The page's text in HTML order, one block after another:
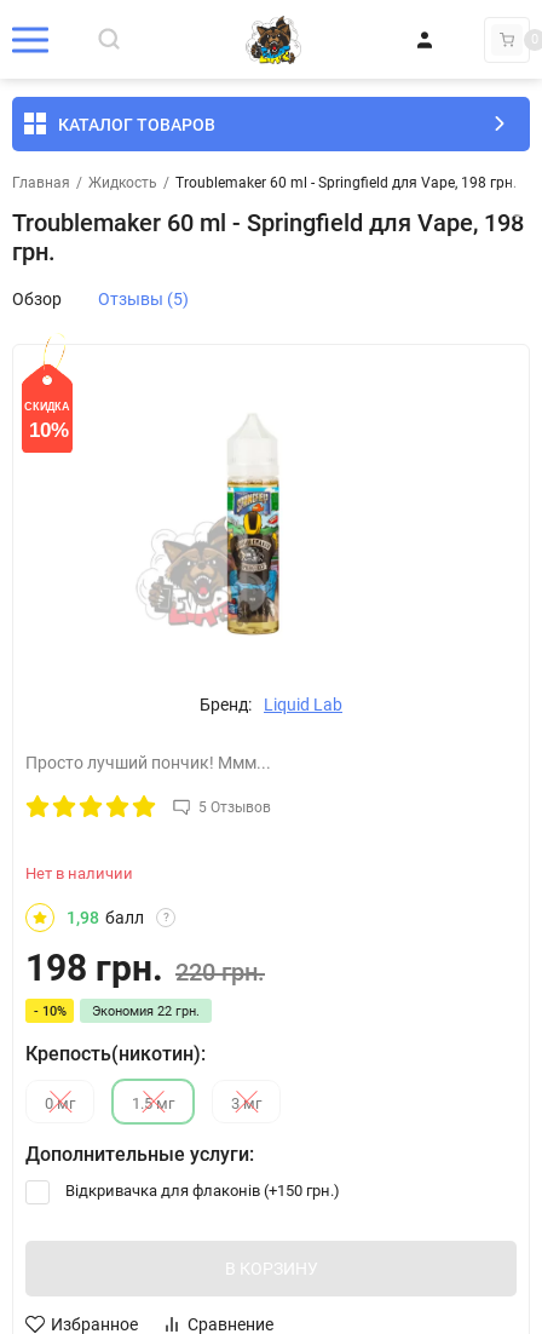
0
КАТАЛОГ ТОВАРОВ
Главная / Жидкость / Troublemaker 60 ml - Springfield для Vape, 198 грн.
Troublemaker 60 ml - Springfield для Vape, 198
грн.
Обзор Отзывы (5)
СКИДКА
10%
Бренд: Liquid Lab
Просто лучший пончик! Ммм...
5 Отзывов
Нет в наличии
1,98 балл ?
198 грн. 220 грн.
- 10% Экономия 22 грн.
Крепость(никотин):
0 мг 1.5 мг 3 мг
Дополнительные услуги:
Відкривачка для флаконів (+150 грн.)
В КОРЗИНУ
Избранное Сравнение